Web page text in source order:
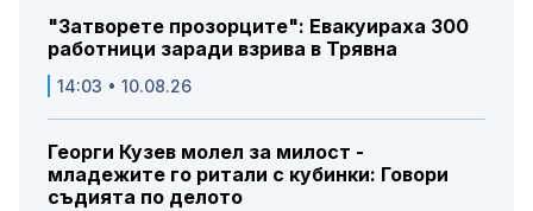
"Затворете прозорците": Евакуираха 300
работници заради взрива в Трявна
14:03 • 10.08.26
Георги Кузев молел за милост -
младежите го ритали с кубинки: Говори
съдията по делото